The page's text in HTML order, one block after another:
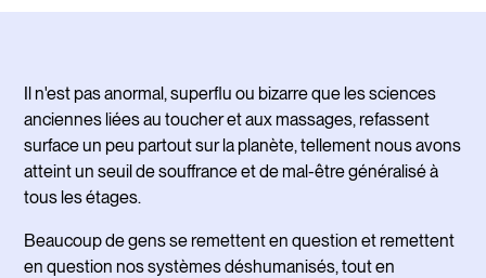
Il n'est pas anormal, superflu ou bizarre que les sciences
anciennes liées au toucher et aux massages, refassent
surface un peu partout sur la planète, tellement nous avons
atteint un seuil de souffrance et de mal-être généralisé à
tous les étages.
Beaucoup de gens se remettent en question et remettent
en question nos systèmes déshumanisés, tout en